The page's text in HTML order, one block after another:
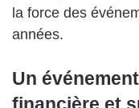
la force des
années.
Un
financière et